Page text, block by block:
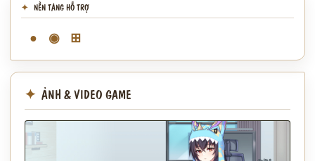
NỀN TẢNG HỖ TRỢ
● ◉ ⊞
ẢNH & VIDEO GAME